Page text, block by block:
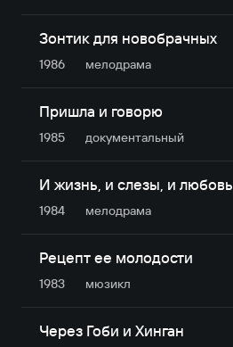
Зонтик для новобрачных
1986 мелодрама
Пришла и говорю
1985 документальный
И жизнь, и слезы, и любовь
1984 мелодрама
Рецепт ее молодости
1983 мюзикл
Через Гоби и Хинган